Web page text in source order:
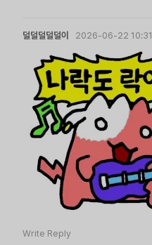
덜덜덜덜덜이 2026-06-22 10:31
Write Reply